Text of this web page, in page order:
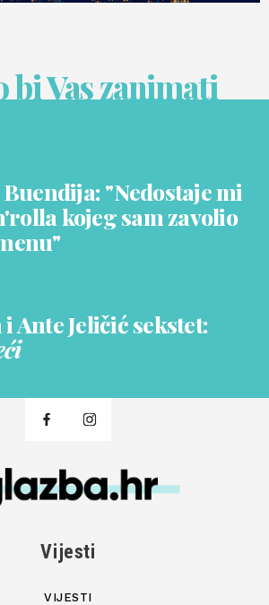
bi Vas zanimati
"Nedostaje mi
kojeg sam zavolio
Ante Jeličić sekstet:
Vijesti
VIJESTI